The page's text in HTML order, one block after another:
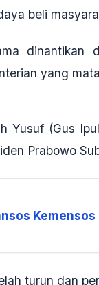
beli
dinantikan
yang
Yusuf (Gus
Prabowo
turun dan